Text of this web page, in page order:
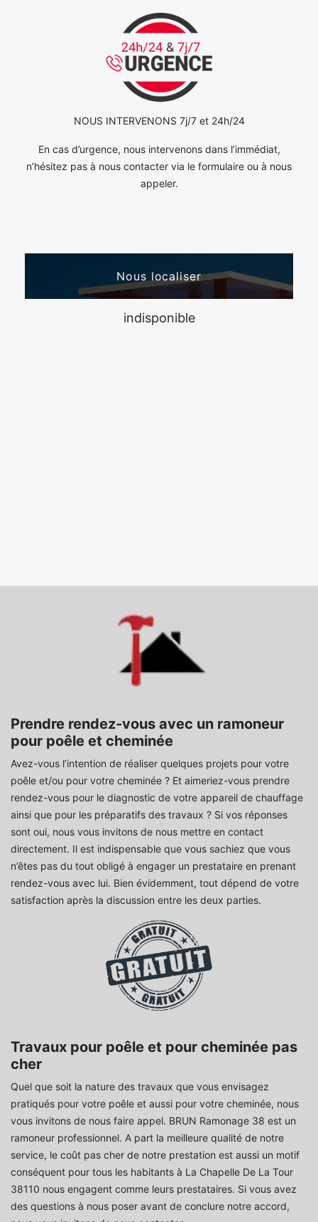
NOUS INTERVENONS 7j/7 et 24h/24
En cas d’urgence, nous intervenons dans l’immédiat,
n’hésitez pas à nous contacter via le formulaire ou à nous
appeler.
Nous localiser
indisponible
Prendre rendez-vous avec un ramoneur
pour poêle et cheminée
Avez-vous l’intention de réaliser quelques projets pour votre
poêle et/ou pour votre cheminée ? Et aimeriez-vous prendre
rendez-vous pour le diagnostic de votre appareil de chauffage
ainsi que pour les préparatifs des travaux ? Si vos réponses
sont oui, nous vous invitons de nous mettre en contact
directement. Il est indispensable que vous sachiez que vous
n’êtes pas du tout obligé à engager un prestataire en prenant
rendez-vous avec lui. Bien évidemment, tout dépend de votre
satisfaction après la discussion entre les deux parties.
Travaux pour poêle et pour cheminée pas
cher
Quel que soit la nature des travaux que vous envisagez
pratiqués pour votre poêle et aussi pour votre cheminée, nous
vous invitons de nous faire appel. BRUN Ramonage 38 est un
ramoneur professionnel. A part la meilleure qualité de notre
service, le coût pas cher de notre prestation est aussi un motif
conséquent pour tous les habitants à La Chapelle De La Tour
38110 nous engagent comme leurs prestataires. Si vous avez
des questions à nous poser avant de conclure notre accord,